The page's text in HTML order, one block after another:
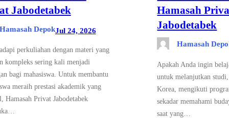
Jabodetabek
DepokJul 24, 2026
perkuliahan dengan materi yang
kompleks sering kali menjadi
bagi mahasiswa. Untuk membantu
meraih prestasi akademik yang
Hamasah Privat Jabodetabek
Hamasah
Jabodetabek
Hamasah
Apakah Anda ingin
untuk melanjutkan
Korea, mengikuti
sekadar memahami
saat yang…